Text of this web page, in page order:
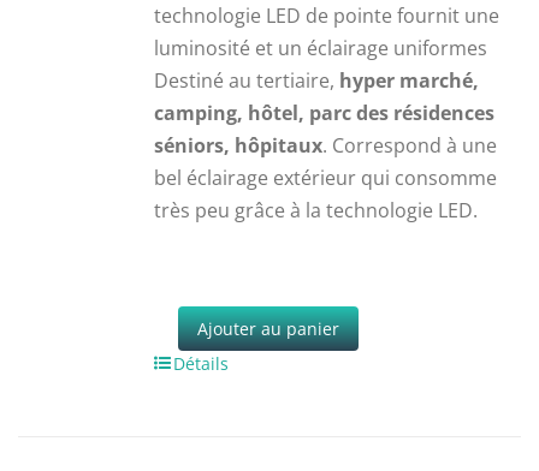
technologie LED de pointe fournit une
luminosité et un éclairage uniformes
Destiné au tertiaire, hyper marché,
camping, hôtel, parc des résidences
séniors, hôpitaux. Correspond à une
bel éclairage extérieur qui consomme
très peu grâce à la technologie LED.
Ajouter au panier
Détails